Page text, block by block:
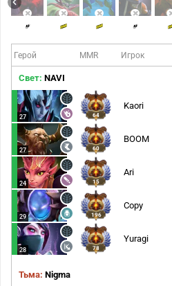
Герой MMR Игрок
Свет: NAVI
27 64
Kaori
27 60
BOOM
24 15
Ari
29 196
Copy
28 78
Yuragi
Тьма: Nigma